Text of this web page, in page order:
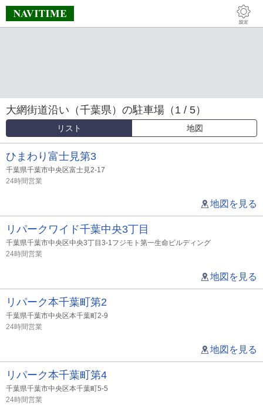
大網街道沿い（千葉県）の駐車場（1 / 5）
リスト 地図
ひまわり富士見第3
千葉県千葉市中央区富士見2-17
24時間営業
地図を見る
リパークワイド千葉中央3丁目
千葉県千葉市中央区中央3丁目3-1フジモト第一生命ビルディング
24時間営業
地図を見る
リパーク本千葉町第2
千葉県千葉市中央区本千葉町2-9
24時間営業
地図を見る
リパーク本千葉町第4
千葉県千葉市中央区本千葉町5-5
24時間営業